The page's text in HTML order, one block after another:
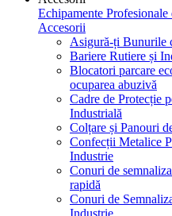
Echipamente
Accesorii
Asigură-ți Bunurile
Bariere Rutiere și
Blocatori parcare
ocuparea abuzivă
Cadre de Protecție
Industrială
Colțare și Panouri
Confecții Metalice
Industrie
Conuri de
rapidă
Conuri de
Industrie